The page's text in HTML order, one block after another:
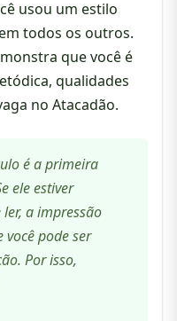
usou um estilo
todos os outros.
que você é
qualidades
no Atacadão.
é a primeira
ele estiver
a impressão
pode ser
Por isso,